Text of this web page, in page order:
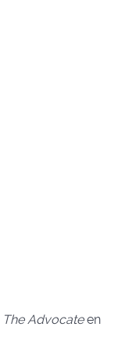
The Advocateen